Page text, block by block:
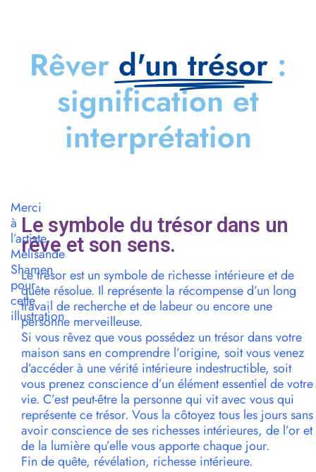
Rêver d'un trésor :
signification et
interprétation
Le symbole du trésor dans un
rêve et son sens.
Le trésor est un symbole de richesse intérieure et de
quête résolue. Il représente la récompense d’un long
travail de recherche et de labeur ou encore une
personne merveilleuse.
Si vous rêvez que vous possédez un trésor dans votre
maison sans en comprendre l’origine, soit vous venez
d’accéder à une vérité intérieure indestructible, soit
vous prenez conscience d’un élément essentiel de votre
vie. C’est peut-être la personne qui vit avec vous qui
représente ce trésor. Vous la côtoyez tous les jours sans
avoir conscience de ses richesses intérieures, de l’or et
de la lumière qu’elle vous apporte chaque jour.
Fin de quête, révélation, richesse intérieure.
Merci
à
l’artiste
Melisande
Shamen
pour
cette
illustration